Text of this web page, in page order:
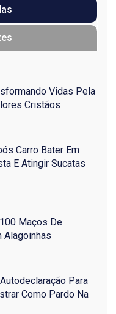
Vidas Pela
Cristãos
Carro Bater Em
E Atingir Sucatas
Maços De
Alagoinhas
Para
Como Pardo Na